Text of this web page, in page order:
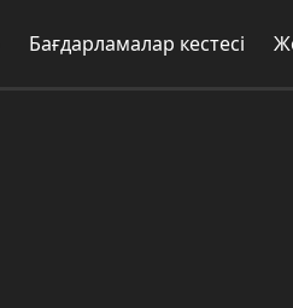
Бағдарламалар кестесі